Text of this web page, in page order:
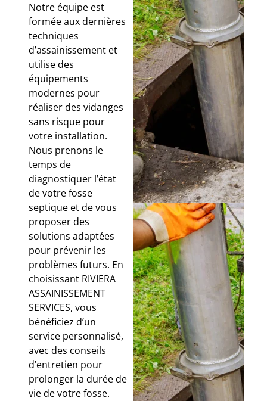
Notre équipe est
formée aux dernières
techniques
d’assainissement et
utilise des
équipements
modernes pour
réaliser des vidanges
sans risque pour
votre installation.
Nous prenons le
temps de
diagnostiquer l’état
de votre fosse
septique et de vous
proposer des
solutions adaptées
pour prévenir les
problèmes futurs. En
choisissant RIVIERA
ASSAINISSEMENT
SERVICES, vous
bénéficiez d’un
service personnalisé,
avec des conseils
d’entretien pour
prolonger la durée de
vie de votre fosse.